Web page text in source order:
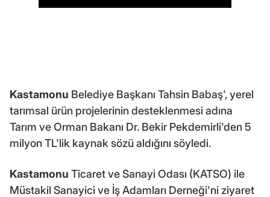
Kastamonu Belediye Başkanı Tahsin Babaş', yerel
tarımsal ürün projelerinin desteklenmesi adına
Tarım ve Orman Bakanı Dr. Bekir Pekdemirli'den 5
milyon TL'lik kaynak sözü aldığını söyledi.
Kastamonu Ticaret ve Sanayi Odası (KATSO) ile
Müstakil Sanayici ve İş Adamları Derneği'ni ziyaret